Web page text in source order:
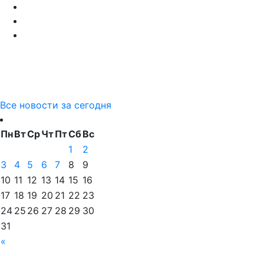
Все новости за сегодня
ПнВтСрЧтПтСбВс
«
1
2
3
4 5 6 7 8
9
10 11 12 13 14 15 16
17 18 19 20 21 22 23
24 25 26 27 28 29 30
31